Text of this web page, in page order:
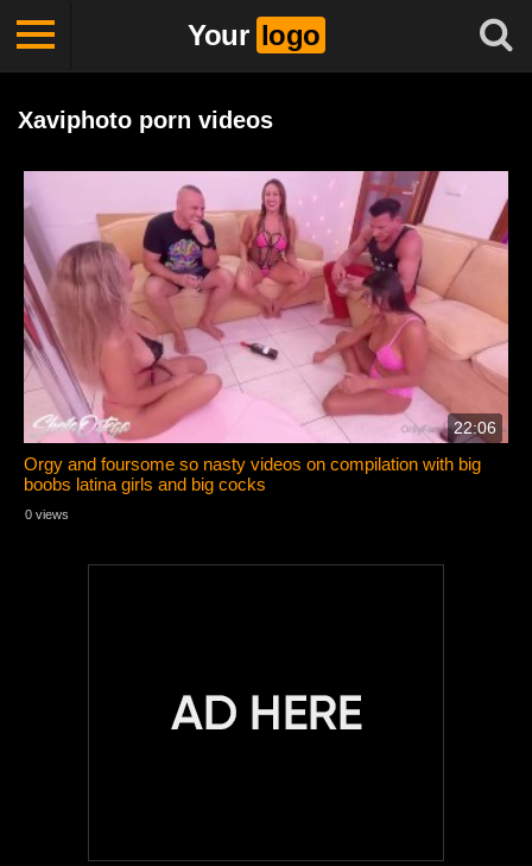
Your logo
Xaviphoto porn videos
22:06
Orgy and foursome so nasty videos on compilation with big
boobs latina girls and big cocks
0 views